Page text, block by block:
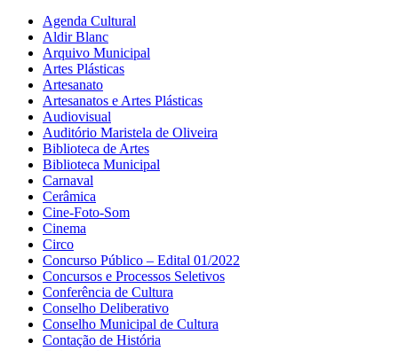
Agenda Cultural
Aldir Blanc
Arquivo Municipal
Artes Plásticas
Artesanato
Artesanatos e Artes Plásticas
Audiovisual
Auditório Maristela de Oliveira
Biblioteca de Artes
Biblioteca Municipal
Carnaval
Cerâmica
Cine-Foto-Som
Cinema
Circo
Concurso Público – Edital 01/2022
Concursos e Processos Seletivos
Conferência de Cultura
Conselho Deliberativo
Conselho Municipal de Cultura
Contação de História